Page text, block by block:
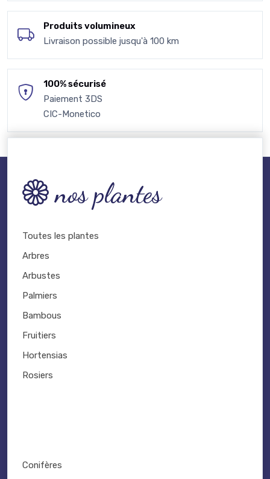
Produits volumineux
Livraison possible jusqu'à 100 km
100% sécurisé
Paiement 3DS
CIC-Monetico
nos plantes
Toutes les plantes
Arbres
Arbustes
Palmiers
Bambous
Fruitiers
Hortensias
Rosiers
Conifères